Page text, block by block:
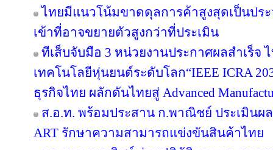
ไทยมีแนวโน้มขาดดุลการค้าสูงสุดเป็นปร
เข้าที่อาจขยายตัวสูงกว่าที่ประเมิน
ทีเส็บจับมือ 3 หน่วยงานประกาศผลสำเร็จ
เทคโนโลยีหุ่นยนต์ระดับโลก“IEEE ICRA
ธุรกิจไทย ผลักดันไทยสู่ Advanced
ส.อ.ท. พร้อมประสาน ก.พาณิชย์ ประเมินผ
ART รักษาความสามารถแข่งขันสินค้าไทย